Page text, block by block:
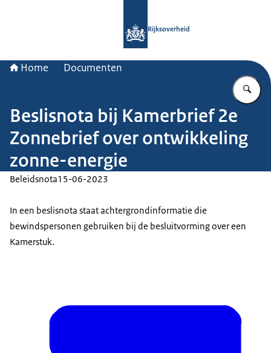
Rijksoverheid
Home Documenten
Beslisnota bij Kamerbrief 2e
Zonnebrief over ontwikkeling
zonne-energie
Beleidsnota15-06-2023
In een beslisnota staat achtergrondinformatie die
bewindspersonen gebruiken bij de besluitvorming over een
Kamerstuk.